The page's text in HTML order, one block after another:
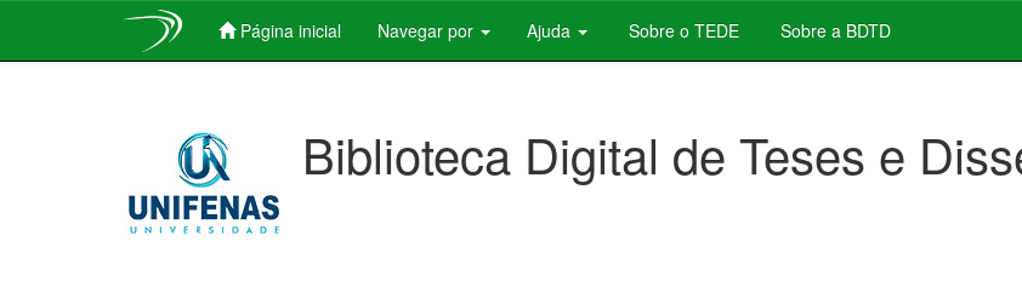
Página inicial Navegar por Ajuda Sobre o TEDE Sobre a BDTD
Biblioteca Digital de Teses e